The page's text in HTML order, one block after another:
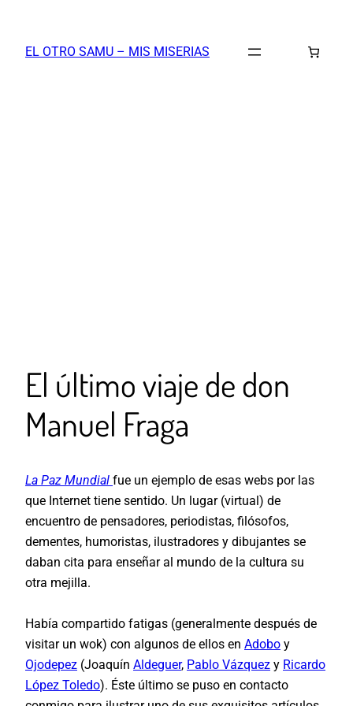
contenido
EL OTRO SAMU – MIS MISERIAS
El último viaje de don
Manuel Fraga
La Paz Mundial fue un ejemplo de esas webs por las
que Internet tiene sentido. Un lugar (virtual) de
encuentro de pensadores, periodistas, filósofos,
dementes, humoristas, ilustradores y dibujantes se
daban cita para enseñar al mundo de la cultura su
otra mejilla.
Había compartido fatigas (generalmente después de
visitar un wok) con algunos de ellos en Adobo y
Ojodepez (Joaquín Aldeguer, Pablo Vázquez y Ricardo
López Toledo). Éste último se puso en contacto